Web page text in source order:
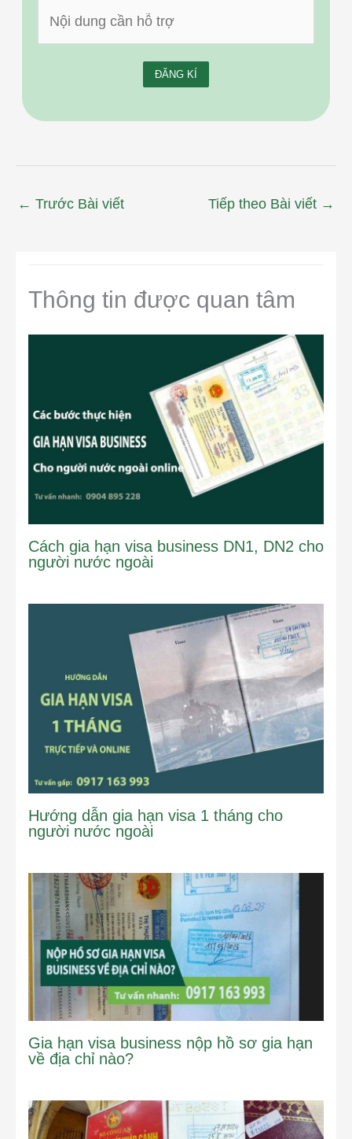
← Trước Bài viết Tiếp theo Bài viết →
Thông tin được quan tâm
Cách gia hạn visa business DN1, DN2 cho
người nước ngoài
Hướng dẫn gia hạn visa 1 tháng cho
người nước ngoài
Gia hạn visa business nộp hồ sơ gia hạn
về địa chỉ nào?